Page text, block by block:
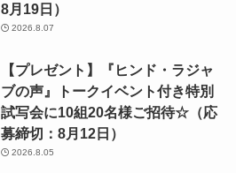
8月19日）
2026.8.07
【プレゼント】『ヒンド・ラジャ
ブの声』トークイベント付き特別
試写会に10組20名様ご招待☆（応
募締切：8月12日）
2026.8.05